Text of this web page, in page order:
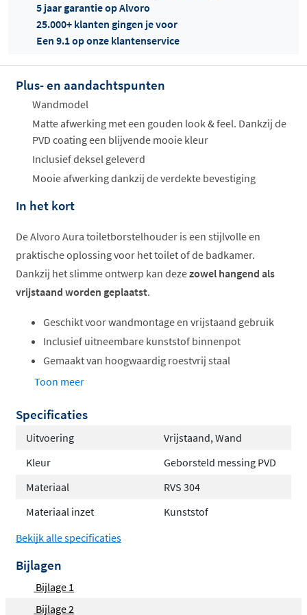
Offertes
ophalen...
5 jaar garantie op Alvoro
25.000+ klanten gingen je voor
Een 9.1 op onze klantenservice
Plus- en aandachtspunten
Wandmodel
Matte afwerking met een gouden look & feel. Dankzij de
PVD coating een blijvende mooie kleur
Inclusief deksel geleverd
Mooie afwerking dankzij de verdekte bevestiging
In het kort
De Alvoro Aura toiletborstelhouder is een stijlvolle en
praktische oplossing voor het toilet of de badkamer.
Dankzij het slimme ontwerp kan dezezowel hangend als
vrijstaand worden geplaatst.
Geschikt voor wandmontage en vrijstaand gebruik
Inclusief uitneembare kunststof binnenpot
Gemaakt van hoogwaardig roestvrij staal
Verkrijgbaar in diverse PVD- en
Hygiënisch en eenvoudig te reinigen
Flexibel in gebruik
Deze toiletborstelhouder is zowel wandgemonteerd als
verschillende situaties en geeft flexibiliteit bij het
inrichten van de toiletruimte.
Hygiënisch en praktisch
Toon meer
Specificaties
Uitvoering
Vrijstaand, Wand
Kleur
Geborsteld messing PVD
Materiaal
RVS 304
Materiaal inzet
Kunststof
Bekijk alle specificaties
Bijlagen
Bijlage 1
Bijlage 2